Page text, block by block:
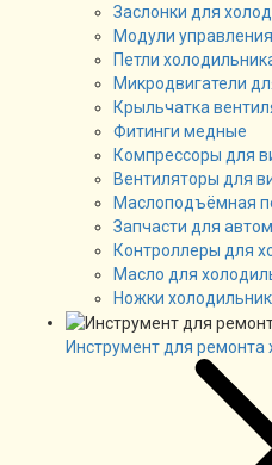
Заслонки для
Модули
Петли
Микродвигатели
Крыльчатка
Фитинги медные
Компрессоры для
Вентиляторы для
Маслоподъёмная
Запчасти для
Контроллеры для
Масло для
Ножки
Инструмент для ремонта